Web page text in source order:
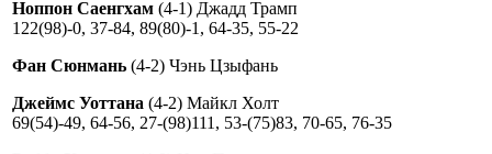
Ноппон Саенгхам (4-1) Джадд Трамп
122(98)-0, 37-84, 89(80)-1, 64-35, 55-22
Фан Сюнмань (4-2) Чэнь Цзыфань
Джеймс Уоттана (4-2) Майкл Холт
69(54)-49, 64-56, 27-(98)111, 53-(75)83, 70-65, 76-35